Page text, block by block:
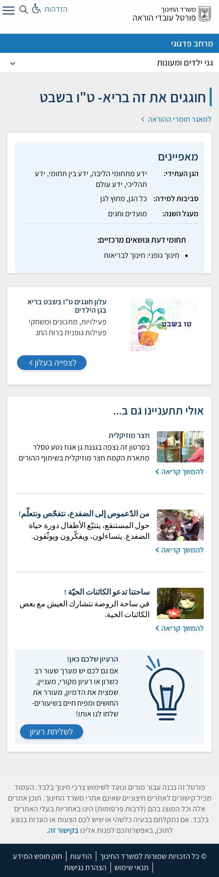
דלג
אל
משרד החינוך
פורטל עובדי הוראה
הזדהות
מרחב פדגוגי
גני ילדים ומעונות
חוגגים את זה בריא- ט"ו בשבט
למאגר חומרי ההוראה
מאפיינים
הגן העתידי:
ידע מתחומי הליבה, ידע בין תחומי, ידע
תהליכי, ידע עולם
סביבות למידה:
כל הגן, מחוץ לגן
מעגל השנה:
מועדים וחגים
תחומי דעת ונושאים מרכזיים:
חינוך גופני: חינוך לבריאות
עלון חוגגים ט"ו בשבט בריא
בגן הילדים
פעילויות, מתכונים ומשחקי
פעילות גופנית ברוח החג
לצפייה בעלון
אולי תתעניינו גם ב...
חצר מוזיקלית
בסרטון זה נצפה בגננת גן אגוז נטע טסלר
מתארת הקמת חצר מוזיקלית בשיתוף ההורים
להמשך קריאה
من الدّعموص إلى الضفدع، نتفحّص ونتعلّم!
حول المستنقع، يتتبّع الأطفال دورة حياة
الضفدع. يتساءلون، ويفكّرون ويوثّقون.
להמשך קריאה
ساحتنا تدعو الكائنات الحيّة !
في ساحة الروضة نتشارك العيش مع بعض
الكائنات الحية.
להמשך קריאה
הרעיון שלכם כאן!
אם גם לכם יש מערך שעור רב
כשרון או רעיון מקורי, מעניין,
שמצית את הדמיון, מעורר את
החושים ומפיח חיים בשיעורים-
שלחו לנו אותו!
לשליחת רעיון
פורטל זה נבנה עבור מורים ונועד לשימוש צרכי חינוך בלבד. העמוד
מכיל קישורים לאתרים חיצוניים שאינם אתרי משרד החינוך. תוכן אתרים
אלה וכל המוצג בהם (לרבות פרסומות) הינו באחריות בעלי האתרים
בלבד. אם נתקלתם בבעיה כלשהי או שיש לכם הצעות או הערות בנוגע
לתוכן, באפשרותכם לפנות אלינו בקישור זה.
© כל הזכויות שמורות למשרד החינוך הודעות
חוק חופש המידע
תנאי שימוש
הצהרת נגישות